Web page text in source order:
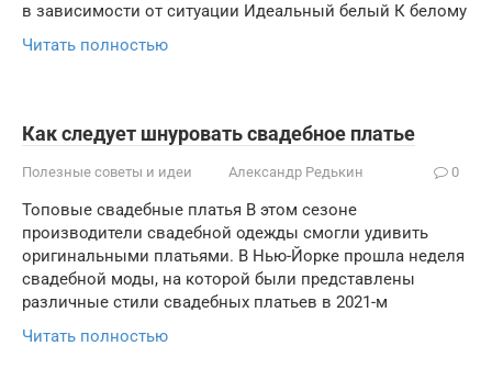
в зависимости от ситуации Идеальный белый К белому
Читать полностью
Как следует шнуровать свадебное платье
Полезные советы и идеи Александр Редькин 0
Топовые свадебные платья В этом сезоне
производители свадебной одежды смогли удивить
оригинальными платьями. В Нью-Йорке прошла неделя
свадебной моды, на которой были представлены
различные стили свадебных платьев в 2021-м
Читать полностью